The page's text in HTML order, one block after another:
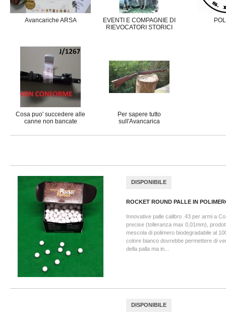
Avancariche ARSA
EVENTI E COMPAGNIE DI
RIEVOCATORI STORICI
Cosa puo' succedere alle
canne non bancate
Per sapere tutto
sull'Avancarica
DISPONIBILE
ROCKET ROUND PALLE IN
Innovative palle calibro .43 per armi a
precise (tolleranza max 0,01mm),
mescola di polimero biodegradabile al
colore bianco dovrebbe permettere di
della palla ma in...
DISPONIBILE